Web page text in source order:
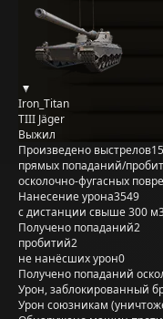
Iron_Titan
TIII Jäger
Выжил
Произведено выстрелов15
прямых попаданий/
осколочно-фугасных
Нанесение урона3549
с дистанции свыше 300 м
Получено попаданий2
пробитий2
не нанёсших урон0
Получено попаданий
Урон, заблокированный
Урон союзникам